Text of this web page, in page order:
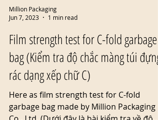
Million Packaging
Jun 7, 2023
1 min read
Film strength test for C-fold garbage
bag (Kiểm tra độ chắc màng túi đựng
rác dạng xếp chữ C)